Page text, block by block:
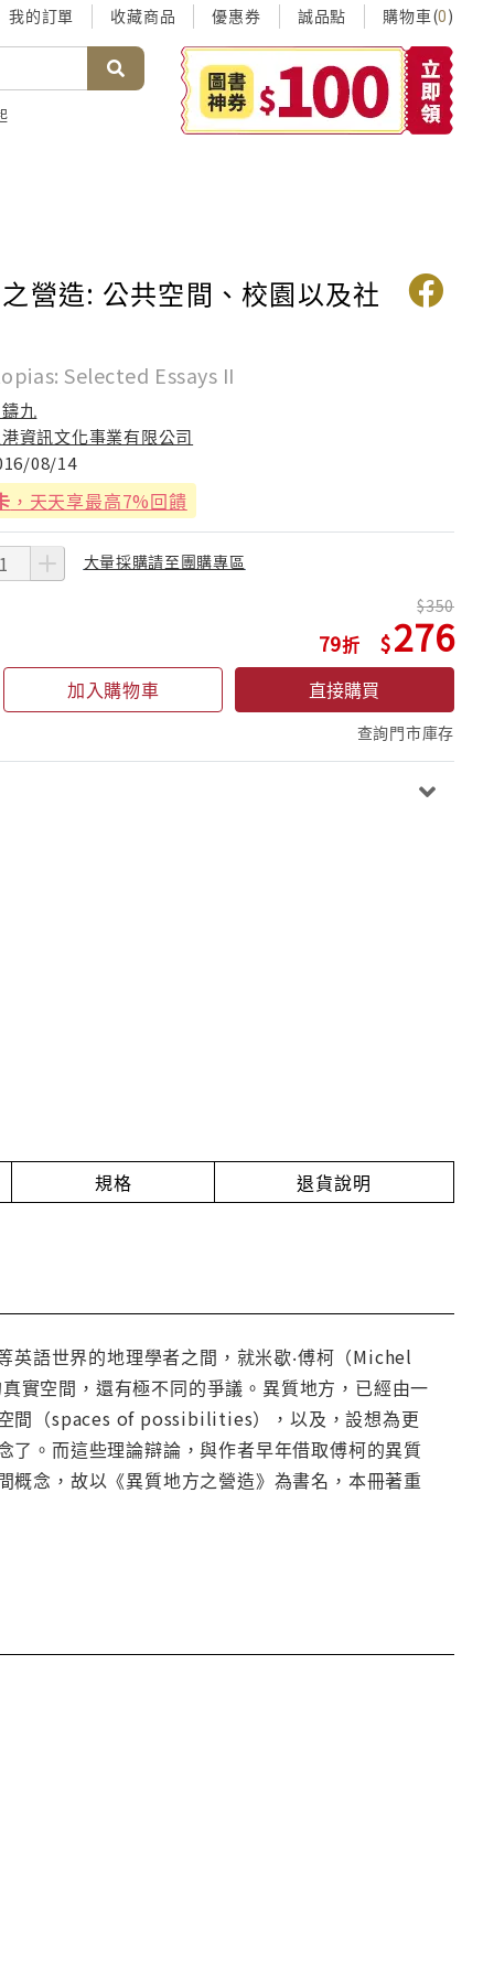
我的訂單 收藏商品 優惠券 誠品點 購物車(0)
營造: 公共空間、校園以及社
Selected Essays II
九
資訊文化事業有限公司
08/14
，天天享最高7%回饋
大量採購請至團購專區
79
350
276
加入購物車 直接購買
查詢門市庫存
規格 退貨說明
語世界的地理學者之間，就米歇‧傅柯（Michel
實空間，還有極不同的爭議。異質地方，已經由一
間（spaces of possibilities），以及，設想為更
。而這些理論辯論，與作者早年借取傅柯的異質
念，故以《異質地方之營造》為書名，本冊著重